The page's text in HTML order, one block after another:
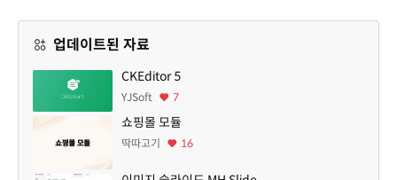
업데이트된 자료
CKEditor 5
YJSoft 7
쇼핑몰 모듈
딱따고기 16